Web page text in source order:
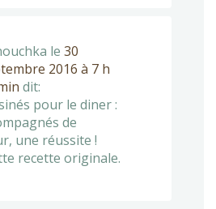
le 30
2016 à 7 h
dit:
pour le diner :
de
une réussite !
recette originale.